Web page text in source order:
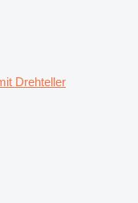
Drehteller